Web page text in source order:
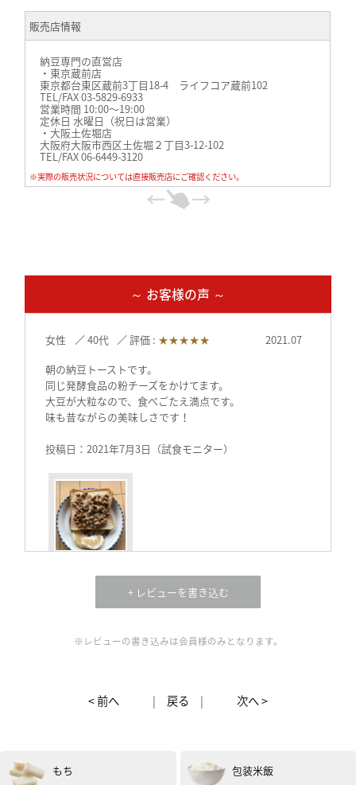
販売店情報
納豆専門の直営店
・東京蔵前店
東京都台東区蔵前3丁目18-4 ライフコア蔵前102
TEL/FAX 03-5829-6933
営業時間 10:00〜19:00
定休日 水曜日（祝日は営業）
・大阪土佐堀店
大阪府大阪市西区土佐堀２丁目3-12-102
TEL/FAX 06-6449-3120
営業時間 10:00〜19:00
定休日 木曜日［祝日の場合は営業］
※実際の販売状況については直接販売店にご確認ください。
～ お客様の声 ～
女性 40代 評価 : ★★★★★
2021.07
朝の納豆トーストです。
同じ発酵食品の粉チーズをかけてます。
大豆が大粒なので、食べごたえ満点です。
味も昔ながらの美味しさです！
投稿日：2021年7月3日（試食モニター）
評価 :★★★★★
そのまま汁物に入れて食べた。
小粒の納豆と違い食べつけていなかったが、美味しかっ
投稿日：2021年6月30日（試食モニター）
+ レビューを書き込む
※レビューの書き込みは会員様のみとなります。
< 前へ | 戻る | 次へ >
もち 包装米飯